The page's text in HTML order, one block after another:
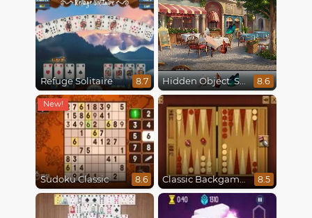
Refuge Solitaire 8.7 Hidden Object: Street Of Secrets 8.6
Sudoku Classic 8.6 Classic Backgammon 8.5